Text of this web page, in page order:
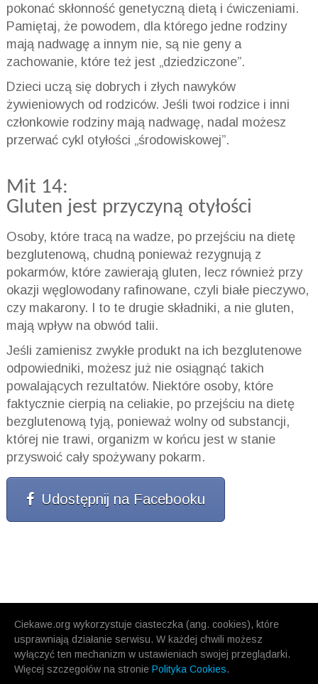
Ciekawe.org wykorzystuje ciasteczka (ang. cookies), które
usprawniają działanie serwisu. W każdej chwili możesz
wyłączyć ten mechanizm w ustawieniach swojej przeglądarki.
Więcej szczegołów na stronie Polityka Cookies.
pokonać skłonność genetyczną dietą i ćwiczeniami.
Pamiętaj, że powodem, dla którego jedne rodziny
mają nadwagę a innym nie, są nie geny a
zachowanie, które też jest „dziedziczone”.
Dzieci uczą się dobrych i złych nawyków
żywieniowych od rodziców. Jeśli twoi rodzice i inni
członkowie rodziny mają nadwagę, nadal możesz
przerwać cykl otyłości „środowiskowej”.
Mit 14:
Gluten jest przyczyną otyłości
Osoby, które tracą na wadze, po przejściu na dietę
bezglutenową, chudną ponieważ rezygnują z
pokarmów, które zawierają gluten, lecz również przy
okazji węglowodany rafinowane, czyli białe pieczywo,
czy makarony. I to te drugie składniki, a nie gluten,
mają wpływ na obwód talii.
Jeśli zamienisz zwykłe produkt na ich bezglutenowe
odpowiedniki, możesz już nie osiągnąć takich
powalających rezultatów. Niektóre osoby, które
faktycznie cierpią na celiakie, po przejściu na dietę
bezglutenową tyją, ponieważ wolny od substancji,
której nie trawi, organizm w końcu jest w stanie
przyswoić cały spożywany pokarm.
Udostępnij na Facebooku